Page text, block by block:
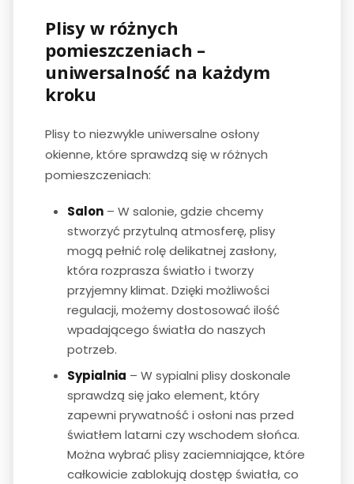
Plisy w różnych
pomieszczeniach –
uniwersalność na każdym
kroku
Plisy to niezwykle uniwersalne osłony
okienne, które sprawdzą się w różnych
pomieszczeniach:
Salon – W salonie, gdzie chcemy
stworzyć przytulną atmosferę, plisy
mogą pełnić rolę delikatnej zasłony,
która rozprasza światło i tworzy
przyjemny klimat. Dzięki możliwości
regulacji, możemy dostosować ilość
wpadającego światła do naszych
potrzeb.
Sypialnia – W sypialni plisy doskonale
sprawdzą się jako element, który
zapewni prywatność i osłoni nas przed
światłem latarni czy wschodem słońca.
Można wybrać plisy zaciemniające, które
całkowicie zablokują dostęp światła, co